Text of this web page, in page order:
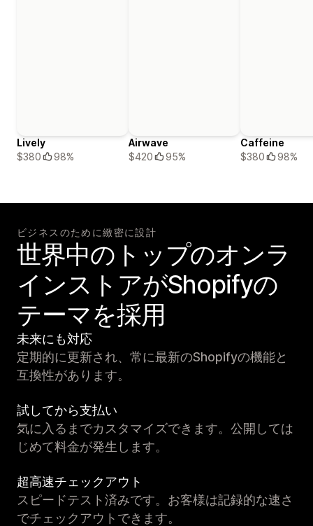
Lively
$380
98%
Airwave
$420
95%
Caffeine
$380
98%
ビジネスのために緻密に設計
世界中のトップのオンラ
インストアがShopifyの
テーマを採用
未来にも対応
定期的に更新され、常に最新のShopifyの機能と
互換性があります。
試してから支払い
気に入るまでカスタマイズできます。公開しては
じめて料金が発生します。
超高速チェックアウト
スピードテスト済みです。お客様は記録的な速さ
でチェックアウトできます。